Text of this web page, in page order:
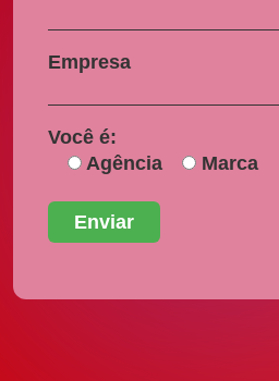
Empresa
Você é:
Agência
Marca